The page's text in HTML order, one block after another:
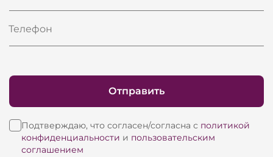
Телефон
Подтверждаю, что согласен/согласна с политикой
конфиденциальности и пользовательским
соглашением
Отправить